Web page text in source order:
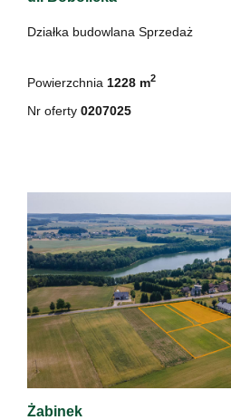
Działka budowlana Sprzedaż
Powierzchnia 1228 m2
Nr oferty 0207025
Żabinek